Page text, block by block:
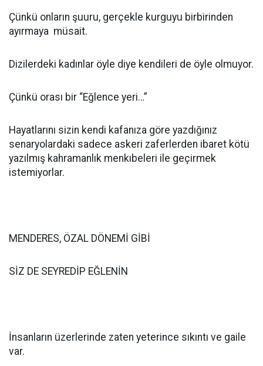
Çünkü onların şuuru, gerçekle kurguyu birbirinden
ayırmaya müsait.
Dizilerdeki kadınlar öyle diye kendileri de öyle olmuyor.
Çünkü orası bir “Eğlence yeri…”
Hayatlarını sizin kendi kafanıza göre yazdığınız
senaryolardaki sadece askeri zaferlerden ibaret kötü
yazılmış kahramanlık menkıbeleri ile geçirmek
istemiyorlar.
MENDERES, ÖZAL DÖNEMİ GİBİ
SİZ DE SEYREDİP EĞLENİN
İnsanların üzerlerinde zaten yeterince sıkıntı ve gaile
var.